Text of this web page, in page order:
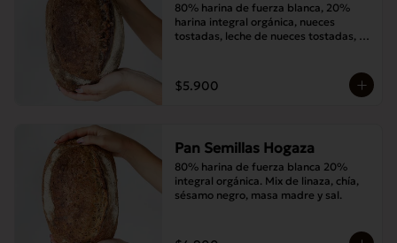
80% harina de fuerza blanca, 20%
harina integral orgánica, nueces
tostadas, leche de nueces tostadas,
$5.900
Pan Semillas Hogaza
80% harina de fuerza blanca 20%
integral orgánica. Mix de linaza, chía,
sésamo negro, masa madre y sal.